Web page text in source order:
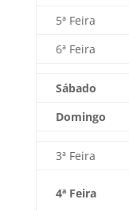
5ª Feira
6ª Feira
Sábado
Domingo
3ª Feira
4ª Feira